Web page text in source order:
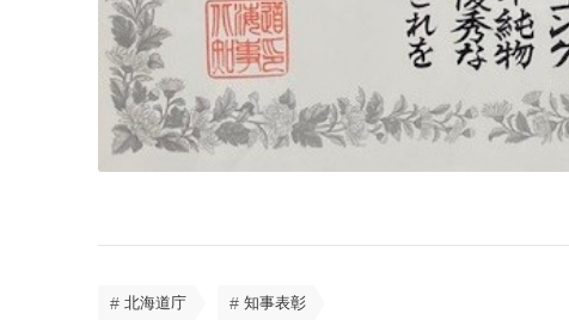
北海道庁 知事表彰